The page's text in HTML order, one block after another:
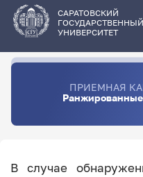
основному
содержанию
САРАТОВСКИЙ
ГОСУДАРСТВЕННЫЙ
УНИВЕРСИТЕТ
ПРИЕМНАЯ
В случае